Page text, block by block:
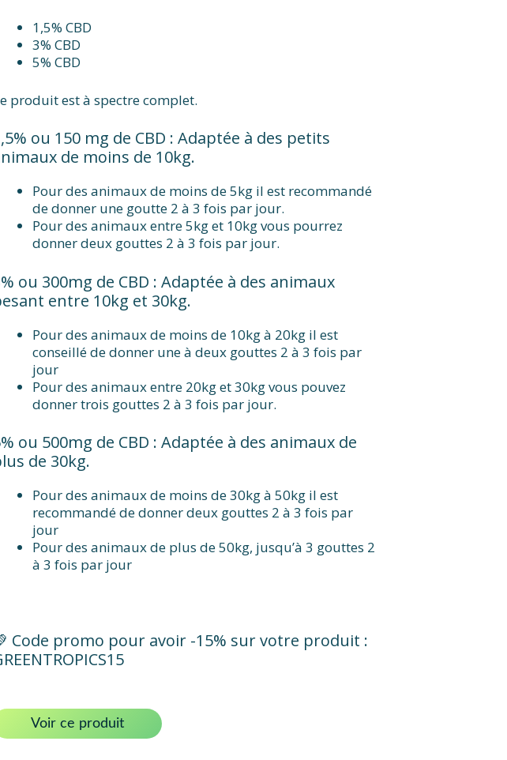
1,5% CBD
3% CBD
5% CBD
produit est à spectre complet.
ou 150 mg de CBD : Adaptée à des petits
de moins de 10kg.
Pour des animaux de moins de 5kg il est recommandé
de donner une goutte 2 à 3 fois par jour.
Pour des animaux entre 5kg et 10kg vous pourrez
donner deux gouttes 2 à 3 fois par jour.
ou 300mg de CBD : Adaptée à des animaux
entre 10kg et 30kg.
Pour des animaux de moins de 10kg à 20kg il est
conseillé de donner une à deux gouttes 2 à 3 fois par
jour
Pour des animaux entre 20kg et 30kg vous pouvez
donner trois gouttes 2 à 3 fois par jour.
ou 500mg de CBD : Adaptée à des animaux de
de 30kg.
Pour des animaux de moins de 30kg à 50kg il est
recommandé de donner deux gouttes 2 à 3 fois par
jour
Pour des animaux de plus de 50kg, jusqu’à 3 gouttes 2
à 3 fois par jour
Code promo pour avoir -15% sur votre produit :
Voir ce produit